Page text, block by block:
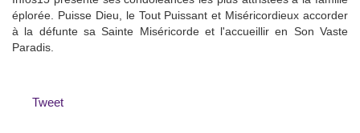
éplorée. Puisse Dieu, le Tout Puissant et Miséricordieux accorder
à la défunte sa Sainte Miséricorde et l'accueillir en Son Vaste
Paradis.
Tweet